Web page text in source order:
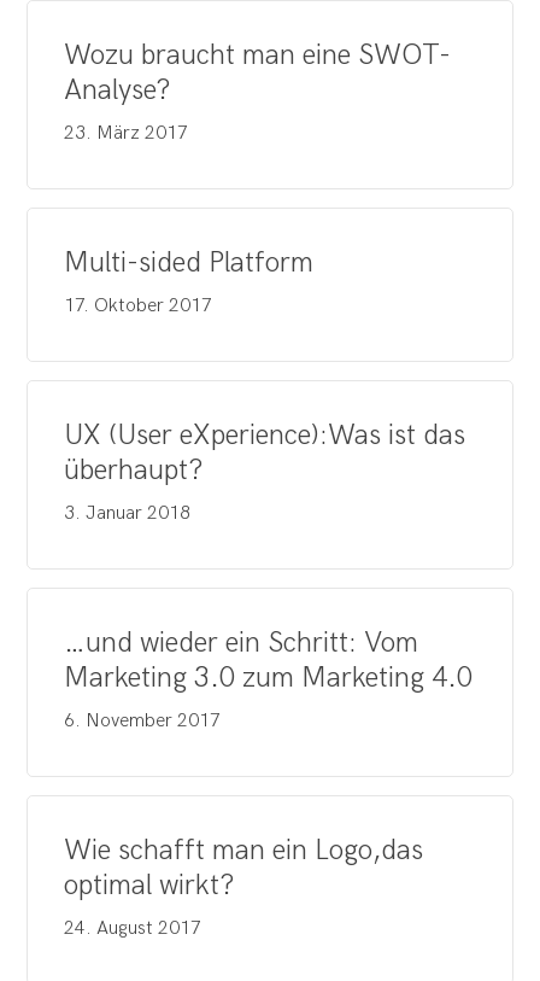
Wozu braucht man eine SWOT-
Analyse?
23. März 2017
Multi-sided Platform
17. Oktober 2017
UX (User eXperience):Was ist das
überhaupt?
3. Januar 2018
…und wieder ein Schritt: Vom
Marketing 3.0 zum Marketing 4.0
6. November 2017
Wie schafft man ein Logo,das
optimal wirkt?
24. August 2017